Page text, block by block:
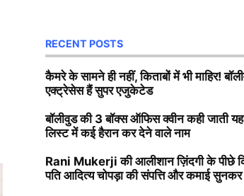
RECENT POSTS
कैमरे के सामने ही नहीं, किताबों में भी माहिर!
एक्ट्रेसेस हैं सुपर एजुकेटेड
बॉलीवुड की 3 बॉक्स ऑफिस क्वीन कही जाती
लिस्ट में कई हैरान कर देने वाले नाम
Rani Mukerji की आलीशान ज़िंदगी के पीछे
पति आदित्य चोपड़ा की संपत्ति और कमाई